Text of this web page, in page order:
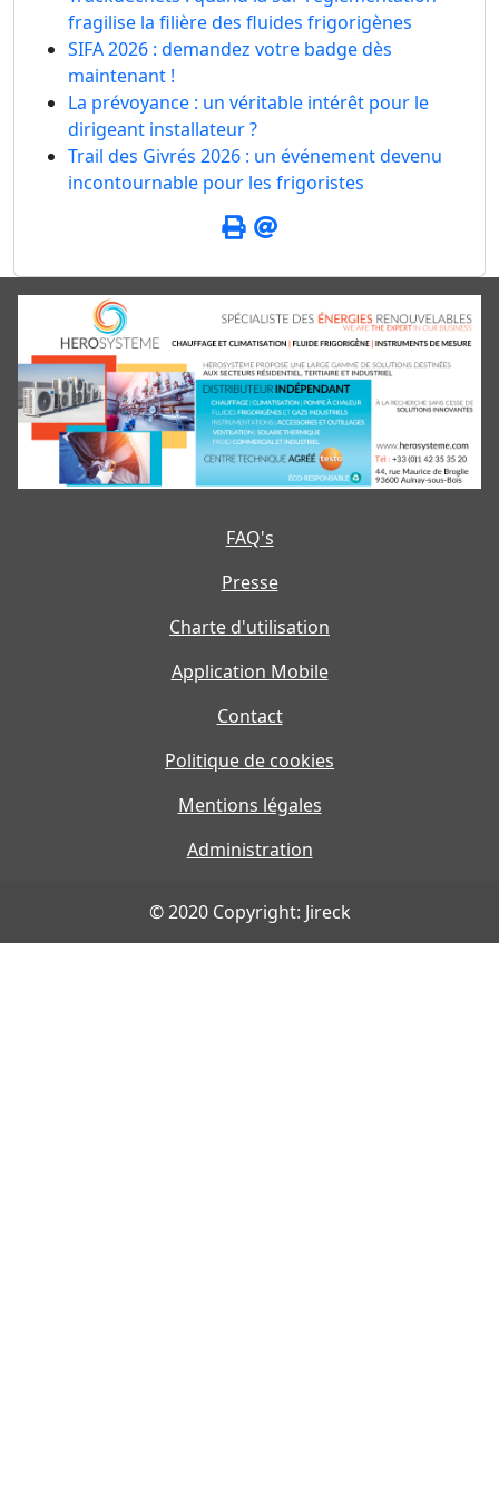
fragilise la filière des fluides frigorigènes
SIFA 2026 : demandez votre badge dès
maintenant !
La prévoyance : un véritable intérêt pour le
dirigeant installateur ?
Trail des Givrés 2026 : un événement devenu
incontournable pour les frigoristes
FAQ's
Presse
Charte d'utilisation
Application Mobile
Contact
Politique de cookies
Mentions légales
Administration
© 2020 Copyright: Jireck